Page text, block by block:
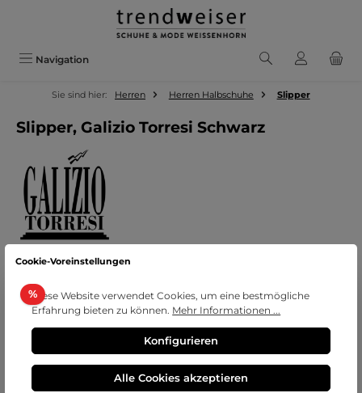
Zum Hauptinhalt springen
Navigation
Sie sind hier: Herren Herren Halbschuhe Slipper
Slipper, Galizio Torresi Schwarz
Bildergalerie überspringen
%Rabatt
Cookie-Voreinstellungen
Diese Website verwendet Cookies, um eine bestmögliche
Erfahrung bieten zu können. Mehr Informationen ...
Konfigurieren
Alle Cookies akzeptieren